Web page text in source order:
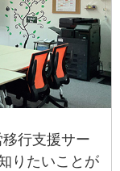
行支援サー
りたいことが